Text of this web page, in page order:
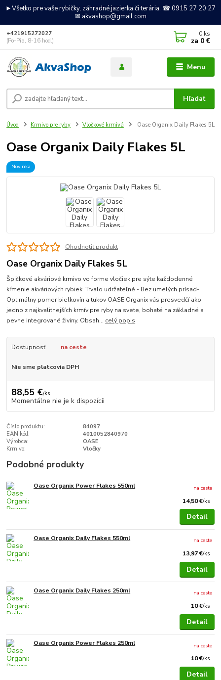
►Všetko pre vaše rybičky, záhradné jazierka či terária. ☎ 0915 27 20 27
✉ akvashop@gmail.com
Menu
Hľadať
+421915272027
(Po-Pia, 8-16 hod.)
0 ks
za 0 €
Úvod Krmivo pre ryby Vločkové krmivá Oase Organix Daily Flakes 5L
Oase Organix Daily Flakes 5L
Novinka
Ohodnotiť produkt
Oase Organix Daily Flakes 5L
Špičkové akváriové krmivo vo forme vločiek pre sýte každodenné
kŕmenie akváriových rybiek. Trvalo udržateľné - Bez umelých prísad-
Optimálny pomer bielkovín a tukov OASE Organix vás presvedčí ako
jedno z najkvalitnejších krmív pre ryby na svete, bohaté na základné a
pevne integrované živiny. Obsah... celý popis
Dostupnosť na ceste
Nie sme platcovia DPH
88,55 €/ks
Momentálne nie je k dispozícii
Číslo produktu:
84097
EAN kód:
4010052840970
Výrobca:
OASE
Krmivo:
Vločky
Podobné produkty
Oase Organix Power Flakes 550ml
14,50 €/ks
na ceste
Detail
Oase Organix Daily Flakes 550ml
13,97 €/ks
na ceste
Detail
Oase Organix Daily Flakes 250ml
10 €/ks
na ceste
Detail
Oase Organix Power Flakes 250ml
10 €/ks
na ceste
Detail